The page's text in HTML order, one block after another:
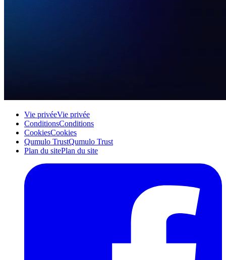
Vie privéeVie privée
ConditionsConditions
CookiesCookies
Qumulo TrustQumulo Trust
Plan du sitePlan du site